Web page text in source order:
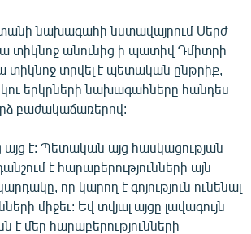
նախագահի նստավայրում Սերժ
տիկնոջ անունից ի պատիվ Դմիտրի
տիկնոջ տրվել է պետական ընթրիք,
երկրների նախագահները հանդես
բաժակաճառերով:
է: Պետական այց հասկացության
է հարաբերությունների այն
որ կարող է գոյություն ունենալ
միջեւ: Եվ տվյալ այցը լավագույն
է մեր հարաբերությունների